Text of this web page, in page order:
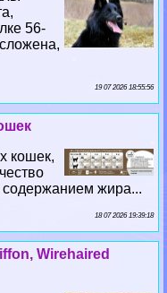
56-
19 07 2026 18:55:56
кошек,
жира...
18 07 2026 19:39:18
Wirehaired